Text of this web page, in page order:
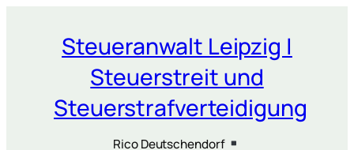
springenSteueranwalt Leipzig |
Steuerstreit und
Steuerstrafverteidigung
Rico Deutschendorf